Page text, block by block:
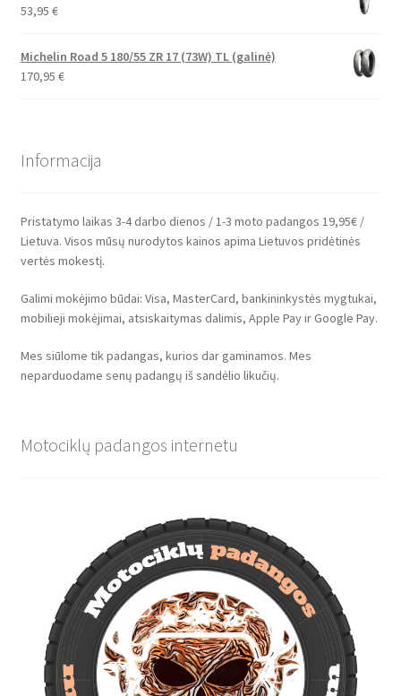
53,95 €
Michelin Road 5 180/55 ZR 17 (73W) TL (galinė)
170,95 €
Informacija
Pristatymo laikas 3-4 darbo dienos / 1-3 moto padangos 19,95€ /
Lietuva. Visos mūsų nurodytos kainos apima Lietuvos pridėtinės
vertės mokestį.
Galimi mokėjimo būdai: Visa, MasterCard, bankininkystės mygtukai,
mobilieji mokėjimai, atsiskaitymas dalimis, Apple Pay ir Google Pay.
Mes siūlome tik padangas, kurios dar gaminamos. Mes
neparduodame senų padangų iš sandėlio likučių.
Motociklų padangos internetu